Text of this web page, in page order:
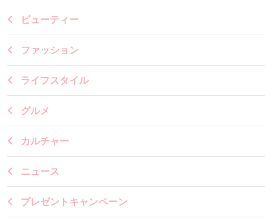
ビューティー
ファッション
ライフスタイル
グルメ
カルチャー
ニュース
プレゼントキャンペーン